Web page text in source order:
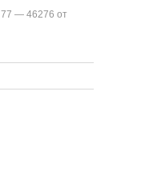
— 46276 от